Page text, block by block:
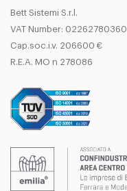
Bett Sistemi S.r.l.
VAT Number: 02262780360
Cap.soc.i.v. 206600 €
R.E.A. MO n 278086